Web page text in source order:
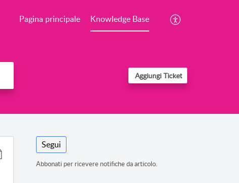
Pagina principale Knowledge Base
Aggiungi Ticket
Segui
Abbonati per ricevere notifiche da articolo.